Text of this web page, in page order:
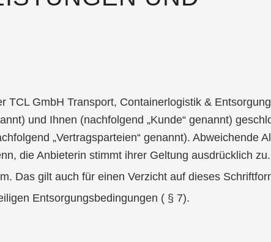
GmbH Transport, Containerlogistik &
und Ihnen (nachfolgend „Kunde“ genannt)
„Vertragsparteien“ genannt). Abweichende
die Anbieterin stimmt ihrer Geltung ausdrücklich zu.
Das gilt auch für einen Verzicht auf dieses
Entsorgungsbedingungen ( § 7).